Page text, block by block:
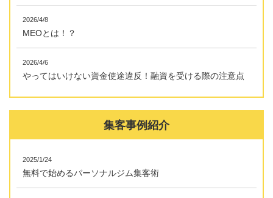
2026/4/8
MEOとは！？
2026/4/6
やってはいけない資金使途違反！融資を受ける際の注意点
集客事例紹介
2025/1/24
無料で始めるパーソナルジム集客術